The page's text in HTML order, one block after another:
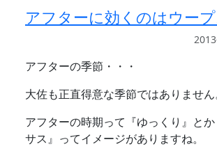
アフターに効くのはウープ
アフターの季節・・・
大佐も正直得意な季節ではありません
アフターの時期って『ゆっくり』と
サス』ってイメージがありますね。